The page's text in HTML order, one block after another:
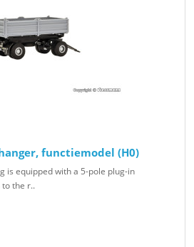
functiemodel (H0)
is equipped with a 5-pole plug-in
the r..